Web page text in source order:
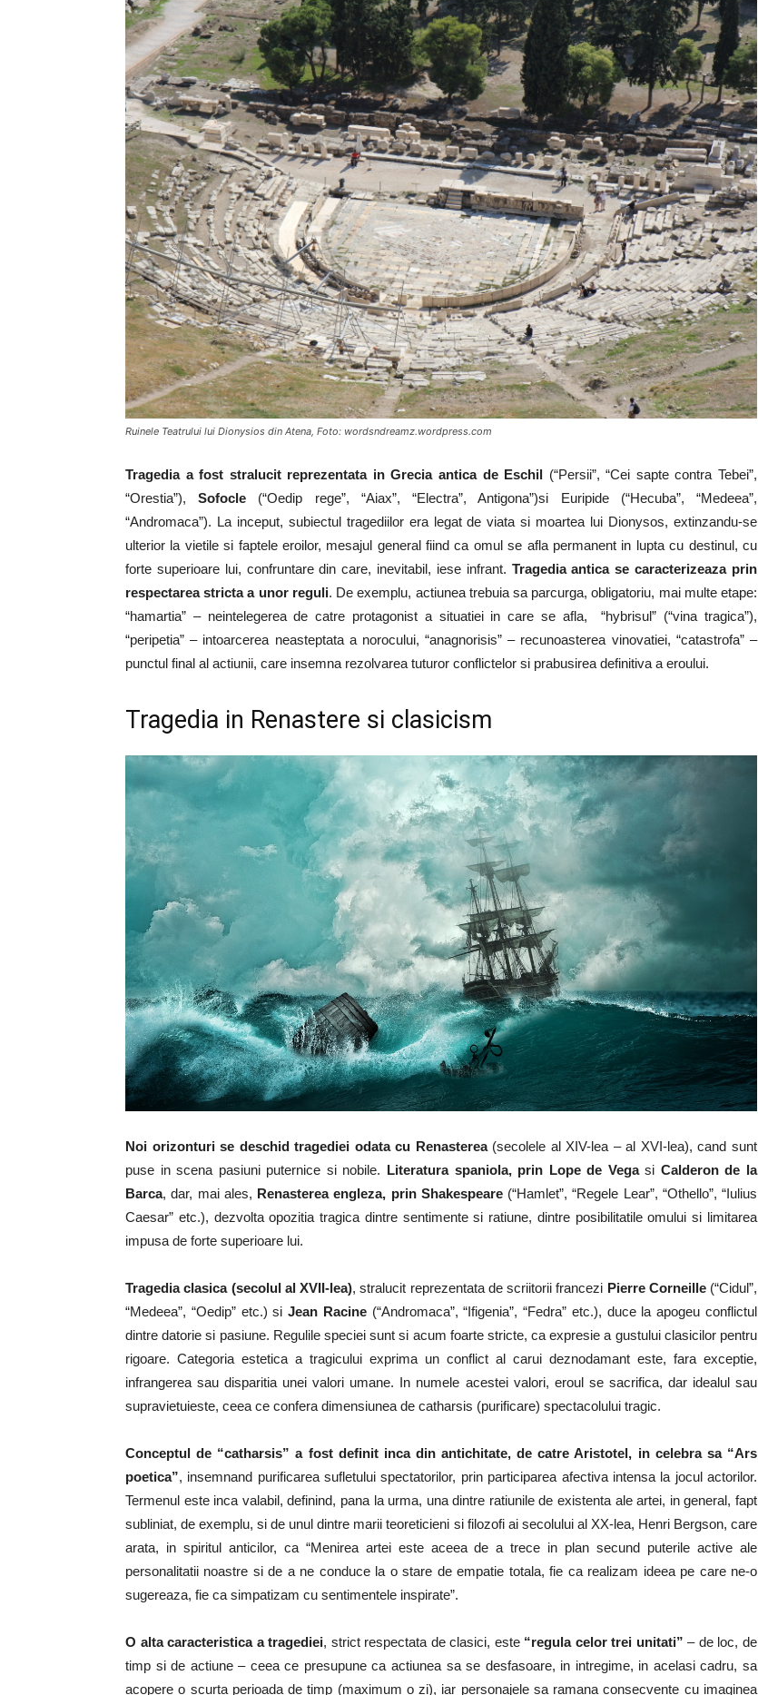
Ruinele Teatrului lui Dionysios din Atena, Foto: wordsndreamz.wordpress.com
Tragedia a fost stralucit reprezentata in Grecia antica de Eschil (“Persii”, “Cei sapte contra Tebei”,
“Orestia”),Sofocle (“Oedip rege”, “Aiax”, “Electra”, Antigona”)si Euripide (“Hecuba”, “Medeea”,
“Andromaca”). La inceput, subiectul tragediilor era legat de viata si moartea lui Dionysos, extinzandu-se
ulterior la vietile si faptele eroilor, mesajul general fiind ca omul se afla permanent in lupta cu destinul, cu
forte superioare lui, confruntare din care, inevitabil, iese infrant. Tragedia antica se caracterizeaza prin
respectarea stricta a unor reguli. De exemplu, actiunea trebuia sa parcurga, obligatoriu, mai multe etape:
“hamartia” – neintelegerea de catre protagonist a situatiei in care se afla, “hybrisul” (“vina tragica”),
“peripetia” – intoarcerea neasteptata a norocului, “anagnorisis” – recunoasterea vinovatiei, “catastrofa” –
punctul final al actiunii, care insemna rezolvarea tuturor conflictelor si prabusirea definitiva a eroului.
Tragedia in Renastere si clasicism
Noi orizonturi se deschid tragediei odata cu Renasterea(secolele al XIV-lea – al XVI-lea), cand sunt
puse in scena pasiuni puternice si nobile. Literatura spaniola, prin Lope de Vegasi Calderon de la
Barca, dar, mai ales, Renasterea engleza, prin Shakespeare(“Hamlet”, “Regele Lear”, “Othello”, “Iulius
Caesar” etc.), dezvolta opozitia tragica dintre sentimente si ratiune, dintre posibilitatile omului si limitarea
impusa de forte superioare lui.
Tragedia clasica (secolul al XVII-lea), stralucit reprezentata de scriitorii francezi Pierre Corneille(“Cidul”,
“Medeea”, “Oedip” etc.) siJean Racine(“Andromaca”, “Ifigenia”, “Fedra” etc.), duce la apogeu conflictul
dintre datorie si pasiune. Regulile speciei sunt si acum foarte stricte, ca expresie a gustului clasicilor pentru
rigoare. Categoria estetica a tragicului exprima un conflict al carui deznodamant este, fara exceptie,
infrangerea sau disparitia unei valori umane. In numele acestei valori, eroul se sacrifica, dar idealul sau
supravietuieste, ceea ce confera dimensiunea de catharsis (purificare) spectacolului tragic.
Conceptul de “catharsis” a fost definit inca din antichitate, de catre Aristotel, in celebra sa “Ars
poetica”, insemnand purificarea sufletului spectatorilor, prin participarea afectiva intensa la jocul actorilor.
Termenul este inca valabil, definind, pana la urma, una dintre ratiunile de existenta ale artei, in general, fapt
subliniat, de exemplu, si de unul dintre marii teoreticieni si filozofi ai secolului al XX-lea, Henri Bergson, care
arata, in spiritul anticilor, ca “Menirea artei este aceea de a trece in plan secund puterile active ale
personalitatii noastre si de a ne conduce la o stare de empatie totala, fie ca realizam ideea pe care ne-o
sugereaza, fie ca simpatizam cu sentimentele inspirate”.
O alta caracteristica a tragediei, strict respectata de clasici, este“regula celor trei unitati” – de loc, de
timp si de actiune – ceea ce presupune ca actiunea sa se desfasoare, in intregime, in acelasi cadru, sa
acopere o scurta perioada de timp (maximum o zi), iar personajele sa ramana consecvente cu imaginea